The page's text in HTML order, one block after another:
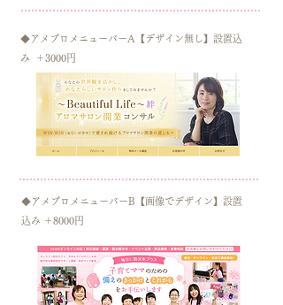
◆アメブロメニューバーA【デザイン無し】設置込
み ＋3000円
◆アメブロメニューバーB【画像でデザイン】設置
込み ＋8000円